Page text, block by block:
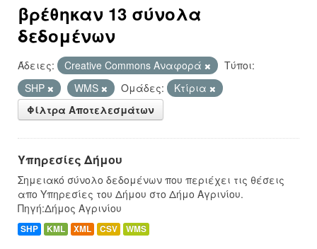
βρέθηκαν 13 σύνολα
δεδομένων
Άδειες: Creative Commons Αναφορά
Τύποι:
SHP
WMS Ομάδες:
Κτίρια
Φίλτρα Αποτελεσμάτων
Υπηρεσίες Δήμου
Σημειακό σύνολο δεδομένων που περιέχει τις θέσεις
απο Υπηρεσίες του Δήμου στο Δήμο Αγρινίου.
Πηγή:Δήμος Αγρινίου
SHP KML XML CSV WMS